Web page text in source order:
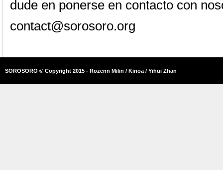
dude en ponerse en contacto con
contact@sorosoro.org
SOROSORO © Copyright 2015 - Rozenn Milin / Kinoa / Yihui Zhan